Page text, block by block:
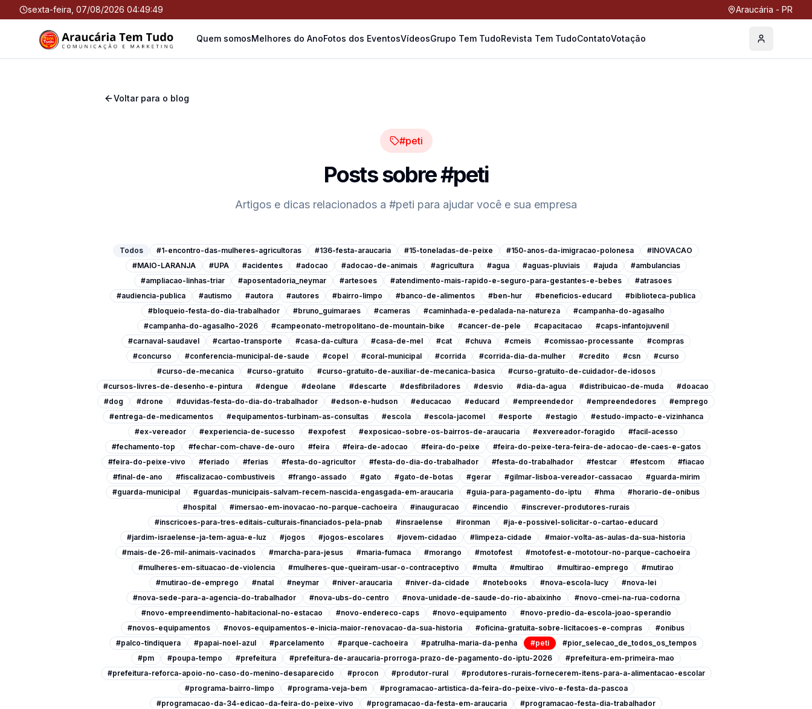
sexta-feira, 07/08/2026 04:49:50 Araucária - PR
Quem somosMelhores do AnoFotos dos EventosVídeosGrupo Tem TudoRevista Tem TudoContatoVotação Perfil
Voltar para o blog
#peti
Posts sobre#peti
Artigos e dicas relacionados a #peti para ajudar você e sua empresa
Todos #1-encontro-das-mulheres-agricultoras #136-festa-araucaria #15-toneladas-de-peixe #150-anos-da-imigracao-polonesa
#INOVACAO
#MAIO-LARANJA
#UPA #acidentes #adocao #adocao-de-animais #agricultura #agua #aguas-pluviais #ajuda
#ambulancias
#ampliacao-linhas-triar
#aposentadoria_neymar #artesoes #atendimento-mais-rapido-e-seguro-para-gestantes-e-bebes
#atrasoes
#audiencia-publica
#autismo #autora #autores #bairro-limpo #banco-de-alimentos #ben-hur #beneficios-educard
#biblioteca-publica
#bloqueio-festa-do-dia-trabalhador
#bruno_guimaraes #cameras #caminhada-e-pedalada-na-natureza
#campanha-do-agasalho
#campanha-do-agasalho-2026
#campeonato-metropolitano-de-mountain-bike #cancer-de-pele #capacitacao
#caps-infantojuvenil
#carnaval-saudavel
#cartao-transporte #casa-da-cultura #casa-de-mel #cat #chuva #cmeis #comissao-processante
#compras
#concurso
#conferencia-municipal-de-saude #copel #coral-municipal #corrida #corrida-dia-da-mulher #credito #csn
#curso
#curso-de-mecanica
#curso-gratuito #curso-gratuito-de-auxiliar-de-mecanica-basica
#curso-gratuito-de-cuidador-de-idosos
#cursos-livres-de-desenho-e-pintura
#dengue #deolane #descarte #desfibriladores #desvio #dia-da-agua #distribuicao-de-muda
#doacao
#dog
#drone #duvidas-festa-do-dia-do-trabalhador #edson-e-hudson #educacao #educard #empreendedor #empreendedores
#emprego
#entrega-de-medicamentos
#equipamentos-turbinam-as-consultas #escola #escola-jacomel #esporte #estagio
#estudo-impacto-e-vizinhanca
#ex-vereador
#experiencia-de-sucesso #expofest #exposicao-sobre-os-bairros-de-araucaria #exvereador-foragido
#facil-acesso
#fechamento-top
#fechar-com-chave-de-ouro #feira #feira-de-adocao #feira-do-peixe
#feira-do-peixe-tera-feira-de-adocao-de-caes-e-gatos
#feira-do-peixe-vivo
#feriado #ferias #festa-do-agricultor #festa-do-dia-do-trabalhador #festa-do-trabalhador #festcar #festcom
#fiacao
#final-de-ano
#fiscalizacao-combustiveis #frango-assado #gato #gato-de-botas #gerar #gilmar-lisboa-vereador-cassacao
#guarda-mirim
#guarda-municipal
#guardas-municipais-salvam-recem-nascida-engasgada-em-araucaria #guia-para-pagamento-do-iptu #hma
#horario-de-onibus
#hospital
#imersao-em-inovacao-no-parque-cachoeira #inauguracao #incendio
#inscrever-produtores-rurais
#inscricoes-para-tres-editais-culturais-financiados-pela-pnab
#insraelense #ironman
#ja-e-possivel-solicitar-o-cartao-educard
#jardim-israelense-ja-tem-agua-e-luz
#jogos #jogos-escolares #jovem-cidadao #limpeza-cidade
#maior-volta-as-aulas-da-sua-historia
#mais-de-26-mil-animais-vacinados
#marcha-para-jesus #maria-fumaca #morango #motofest
#motofest-e-mototour-no-parque-cachoeira
#mulheres-em-situacao-de-violencia
#mulheres-que-queiram-usar-o-contraceptivo #multa #multirao #multirao-emprego
#mutirao
#mutirao-de-emprego
#natal #neymar #niver-araucaria #niver-da-cidade #notebooks #nova-escola-lucy
#nova-lei
#nova-sede-para-a-agencia-do-trabalhador
#nova-ubs-do-centro #nova-unidade-de-saude-do-rio-abaixinho
#novo-cmei-na-rua-codorna
#novo-empreendimento-habitacional-no-estacao
#novo-endereco-caps #novo-equipamento
#novo-predio-da-escola-joao-sperandio
#novos-equipamentos
#novos-equipamentos-e-inicia-maior-renovacao-da-sua-historia #oficina-gratuita-sobre-licitacoes-e-compras
#onibus
#palco-tindiquera
#papai-noel-azul #parcelamento #parque-cachoeira #patrulha-maria-da-penha #peti
#pior_selecao_de_todos_os_tempos
#pm
#poupa-tempo #prefeitura #prefeitura-de-araucaria-prorroga-prazo-de-pagamento-do-iptu-2026
#prefeitura-em-primeira-mao
#prefeitura-reforca-apoio-no-caso-do-menino-desaparecido
#procon #produtor-rural
#produtores-rurais-fornecerem-itens-para-a-alimentacao-escolar
#programa-bairro-limpo
#programa-veja-bem
#programacao-artistica-da-feira-do-peixe-vivo-e-festa-da-pascoa
#programacao-da-34-edicao-da-feira-do-peixe-vivo
#programacao-da-festa-em-araucaria
#programacao-festa-dia-trabalhador